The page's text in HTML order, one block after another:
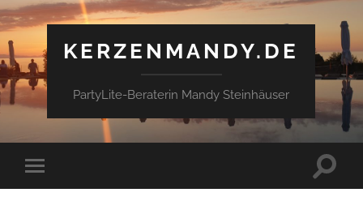
KERZENMANDY.DE
PartyLite-Beraterin Mandy Steinhäuser
Mobile-
Menü